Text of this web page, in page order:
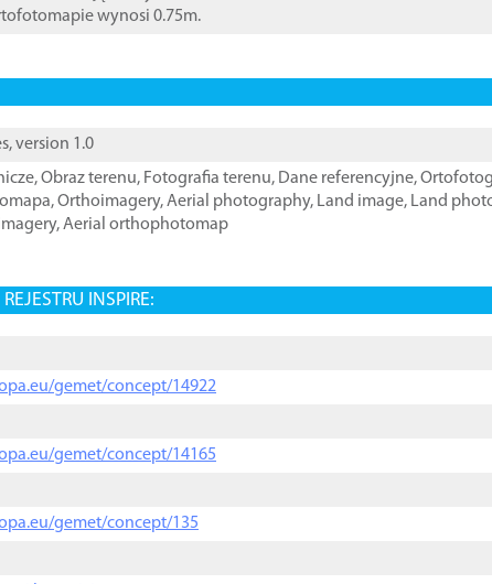
wynosi 0.75m.
version 1.0
,Obraz terenu, Fotografia terenu, Dane referencyjne,
,Orthoimagery,Aerial photography, Land image, Land
,Aerial orthophotomap
INSPIRE:
gemet/concept/14922
gemet/concept/14165
gemet/concept/135